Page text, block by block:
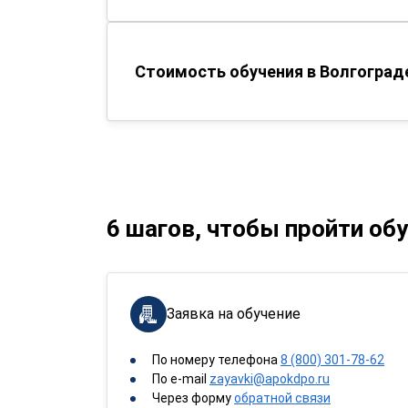
Стоимость обучения в
6 шагов, чтобы пройти
Заявка на обучение
По номеру телефона 8 (800) 301-78-62
По e-mail zayavki@apokdpo.ru
Через формуобратной связи